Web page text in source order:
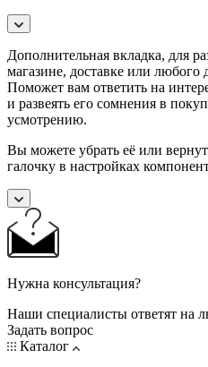
Дополнительная вкладка, для
магазине, доставке или любого
Поможет вам ответить на
и развеять его сомнения в
усмотрению.
Вы можете убрать её или
галочку в настройках
Нужна консультация?
Наши специалисты ответят на
Задать вопрос
Каталог